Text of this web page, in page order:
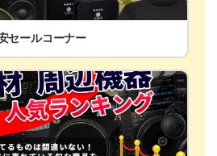
セールコーナー